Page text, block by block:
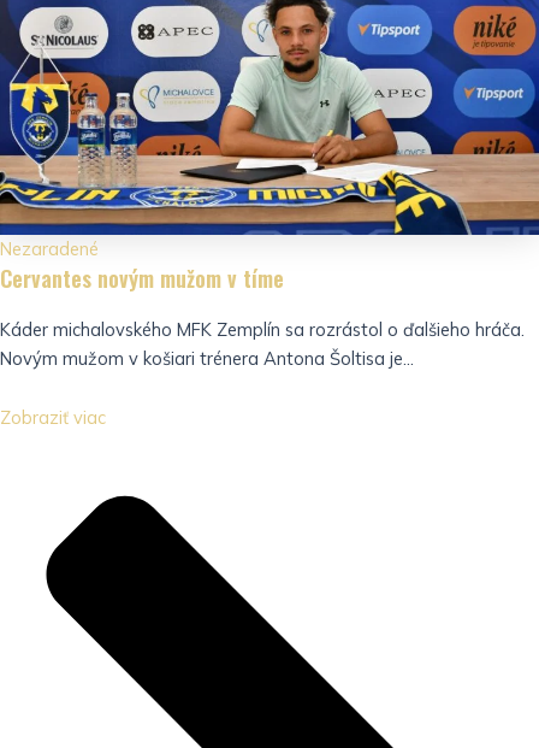
Nezaradené
Cervantes novým mužom v tíme
Káder michalovského MFK Zemplín sa rozrástol o ďalšieho hráča.
Novým mužom v košiari trénera Antona Šoltisa je...
Zobraziť viac